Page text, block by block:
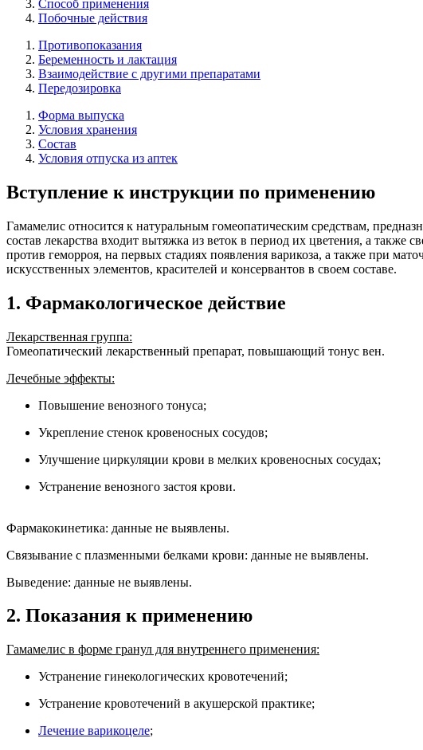
Способ применения
Побочные действия
Противопоказания
Беременность и лактация
Взаимодействие с другими препаратами
Передозировка
Форма выпуска
Условия хранения
Состав
Условия отпуска из аптек
Вступление к инструкции по применению
Гамамелис относится к натуральным гомеопатическим средствам,
состав лекарства входит вытяжка из веток в период их цветения, а также
против геморроя, на первых стадиях появления варикоза, а также при
искусственных элементов, красителей и консервантов в своем составе.
1. Фармакологическое действие
Лекарственная группа:
Гомеопатический лекарственный препарат, повышающий тонус вен.
Лечебные эффекты:
Повышение венозного тонуса;
Укрепление стенок кровеносных сосудов;
Улучшение циркуляции крови в мелких кровеносных сосудах;
Устранение венозного застоя крови.
Фармакокинетика: данные не выявлены.
Связывание с плазменными белками крови: данные не выявлены.
Выведение: данные не выявлены.
2. Показания к применению
Гамамелис в форме гранул для внутреннего применения:
Устранение гинекологических кровотечений;
Устранение кровотечений в акушерской практике;
Лечение варикоцеле;